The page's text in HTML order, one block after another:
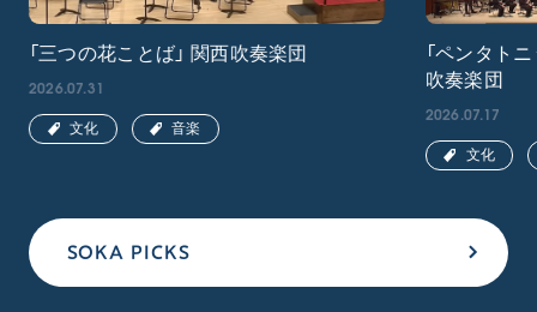
SOKA PICKS
「三つの花ことば」 関西吹奏楽団
2026.07.31
文化 音楽
「ペンタト
吹奏楽団
2026.07.17
文化